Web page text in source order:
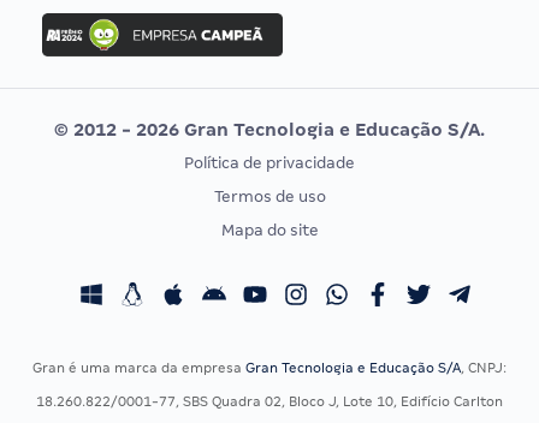
Concurso Ibama
Concurso MPU
Editais publicados
Vunesp
CONCURSOS POR PROFISSÃO
Concursos Fiscais
EXAME DE ORDEM
Calendário OAB
© 2012 - 2026 Gran Tecnologia e Educação S/A.
Política de privacidade
Termos de uso
Mapa do site
Gran é uma marca da empresa Gran Tecnologia e Educação S/A, CNPJ:
18.260.822/0001-77, SBS Quadra 02, Bloco J, Lote 10, Edifício Carlton